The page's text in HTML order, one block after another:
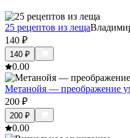
25 рецептов из леща
140 ₽
140 ₽
0.00
Метанойя — преображение
200 ₽
200 ₽
0.00